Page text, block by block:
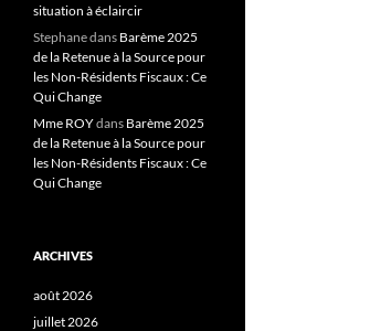
situation à éclaircir
Stephanedans Barème 2025
de la Retenue à la Source pour
les Non-Résidents Fiscaux : Ce
Qui Change
Mme ROYdans Barème 2025
de la Retenue à la Source pour
les Non-Résidents Fiscaux : Ce
Qui Change
ARCHIVES
août 2026
juillet 2026